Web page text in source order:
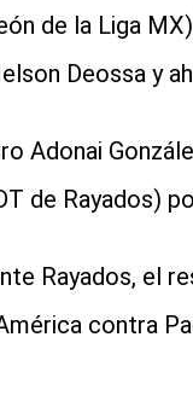
de la Liga
Deossa y
Adonai
de Rayados)
Rayados, el
contra